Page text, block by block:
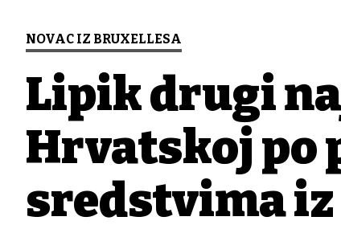
NOVAC IZ BRUXELLESA
Lipik drugi
Hrvatskoj po
sredstvima